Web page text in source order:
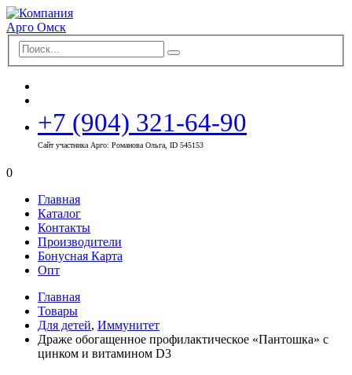
+7 (904) 321-64-90
Сайт участника Арго: Романова Ольга, ID 545153
0
Главная
Каталог
Контакты
Производители
Бонусная Карта
Опт
Главная
Товары
Для детей, Иммунитет
Драже обогащенное профилактическое «Пантошка» с
цинком и витамином D3